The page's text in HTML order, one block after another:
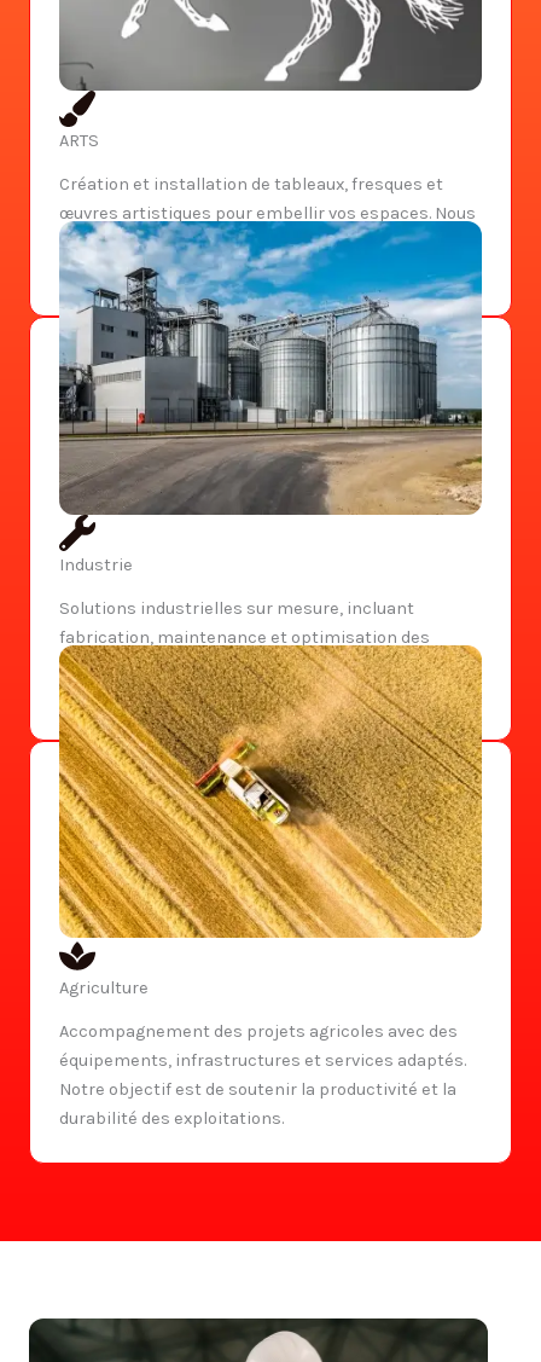
ARTS
Création et installation de tableaux, fresques et
œuvres artistiques pour embellir vos espaces. Nous
allions créativité, originalité et savoir-faire pour
chaque réalisation.
Industrie
Solutions industrielles sur mesure, incluant
fabrication, maintenance et optimisation des
installations. Nous apportons expertise et fiabilité
pour améliorer vos performances.
Agriculture
Accompagnement des projets agricoles avec des
équipements, infrastructures et services adaptés.
Notre objectif est de soutenir la productivité et la
durabilité des exploitations.